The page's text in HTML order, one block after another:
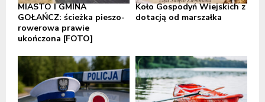
MIASTO I GMINA
GOŁAŃCZ: ścieżka pieszo-
rowerowa prawie
ukończona [FOTO]
Koło Gospodyń Wiejskich z
dotacją od marszałka